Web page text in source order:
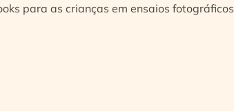
para as crianças em ensaios fotográficos